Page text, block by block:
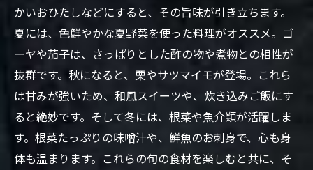
かいおひたしなどにすると、その旨味が引き立ちます。
夏には、色鮮やかな夏野菜を使った料理がオススメ。ゴ
ーヤや茄子は、さっぱりとした酢の物や煮物との相性が
抜群です。秋になると、栗やサツマイモが登場。これら
は甘みが強いため、和風スイーツや、炊き込みご飯にす
ると絶妙です。そして冬には、根菜や魚介類が活躍しま
す。根菜たっぷりの味噌汁や、鮮魚のお刺身で、心も身
体も温まります。これらの旬の食材を楽しむと共に、そ